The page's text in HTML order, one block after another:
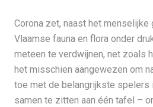
Corona zet, naast het menselijke
Vlaamse fauna en flora onder
meteen te verdwijnen, net zoals
het misschien aangewezen om
toe met de belangrijkste spelers
samen te zitten aan één tafel –